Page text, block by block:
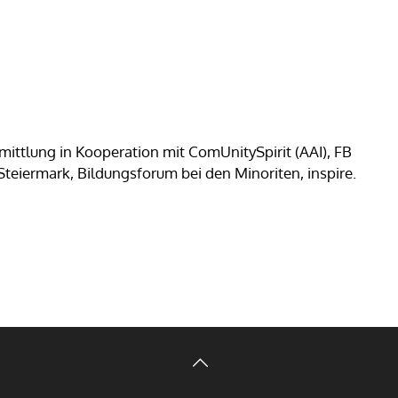
in Kooperation mit ComUnitySpirit (AAI), FB
Bildungsforum bei den Minoriten, inspire.